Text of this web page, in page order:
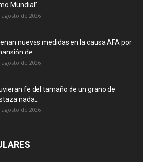
Mundial”
agosto de 2026
nuevas medidas en la causa AFA por
de...
agosto de 2026
fe del tamaño de un grano de
nada...
agosto de 2026